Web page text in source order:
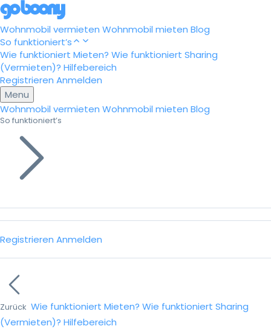
Wohnmobil vermieten Wohnmobil mieten Blog
So funktioniert’s
Wie funktioniert Mieten? Wie funktioniert Sharing
(Vermieten)? Hilfebereich
Registrieren Anmelden
Menu
Wohnmobil vermieten Wohnmobil mieten Blog
So funktioniert’s
Registrieren Anmelden
Zurück Wie funktioniert Mieten? Wie funktioniert Sharing
(Vermieten)? Hilfebereich